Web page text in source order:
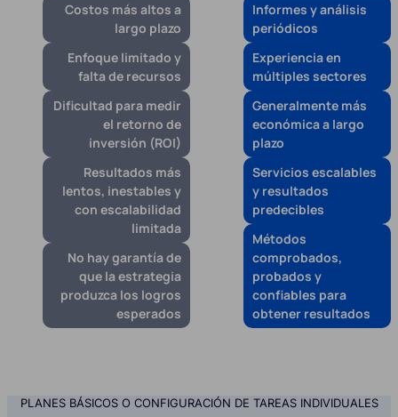
Costos más altos a
largo plazo
Enfoque limitado y
falta de recursos
Dificultad para medir
el retorno de
inversión (ROI)
Resultados más
lentos, inestables y
con escalabilidad
limitada
No hay garantía de
que la estrategia
produzca los logros
esperados
Informes y análisis
periódicos
Experiencia en
múltiples sectores
Generalmente más
económica a largo
plazo
Servicios escalables
y resultados
predecibles
Métodos
comprobados,
probados y
confiables para
obtener resultados
PLANES BÁSICOS O CONFIGURACIÓN DE TAREAS INDIVIDUALES